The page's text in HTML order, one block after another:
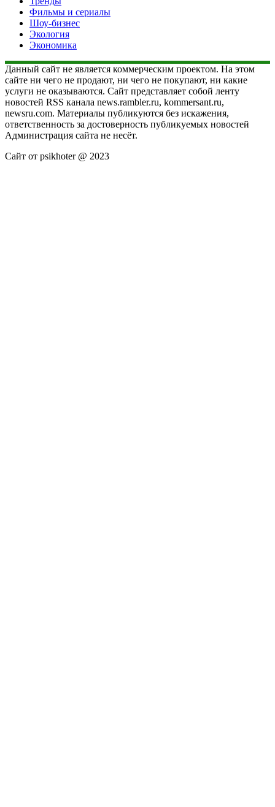
Фильмы и сериалы
Шоу-бизнес
Экология
Экономика
Данный сайт не является коммерческим проектом. На этом
сайте ни чего не продают, ни чего не покупают, ни какие
услуги не оказываются. Сайт представляет собой ленту
новостей RSS канала news.rambler.ru, kommersant.ru,
newsru.com. Материалы публикуются без искажения,
ответственность за достоверность публикуемых новостей
Администрация сайта не несёт.
Сайт от psikhoter @ 2023